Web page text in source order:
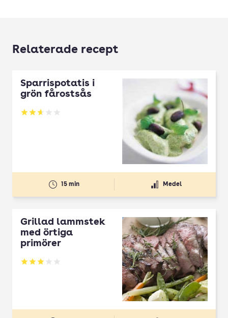
Relaterade recept
Sparrispotatis i
grön fårostsås
Betyg: 2.67 av 5
15 min Medel
Grillad lammstek
med örtiga
primörer
Betyg: 2.93 av 5